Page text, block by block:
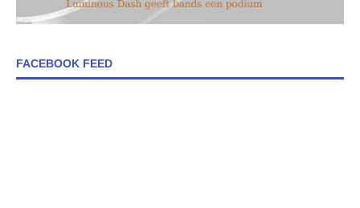
FACEBOOK FEED